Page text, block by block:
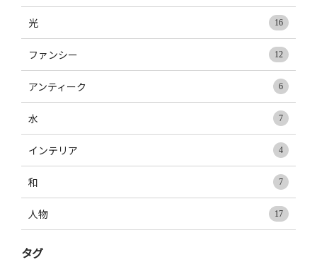
光 16
ファンシー 12
アンティーク 6
水 7
インテリア 4
和 7
人物 17
タグ